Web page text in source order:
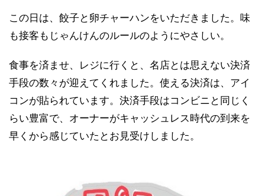
この日は、餃子と卵チャーハンをいただきました。味
も接客もじゃんけんのルールのようにやさしい。
食事を済ませ、レジに行くと、名店とは思えない決済
手段の数々が迎えてくれました。使える決済は、アイ
コンが貼られています。決済手段はコンビニと同じく
らい豊富で、オーナーがキャッシュレス時代の到来を
早くから感じていたとお見受けしました。